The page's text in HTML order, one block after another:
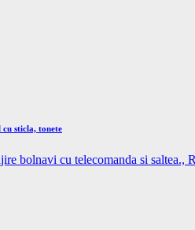
sticla, tonete